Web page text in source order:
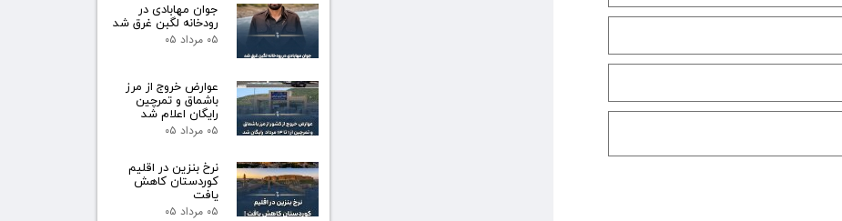
جوان مهابادی در
رودخانه لگبن غرق شد
۰۵ مرداد ۰۵
عوارض خروج از مرز
باشماق و تمرچین
رایگان اعلام شد
۰۵ مرداد ۰۵
نرخ بنزین در اقلیم
کوردستان کاهش
یافت
۰۵ مرداد ۰۵